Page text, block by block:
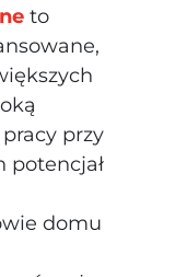
to
przy
potencjał
domu